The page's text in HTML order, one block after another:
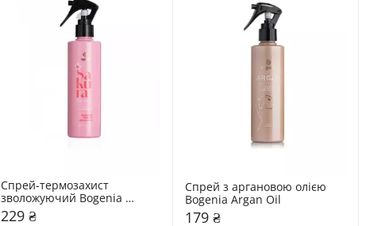
Спрей-термозахист
зволожуючий Bogenia
Sakura
229 ₴
Спрей з аргановою олією
179 ₴